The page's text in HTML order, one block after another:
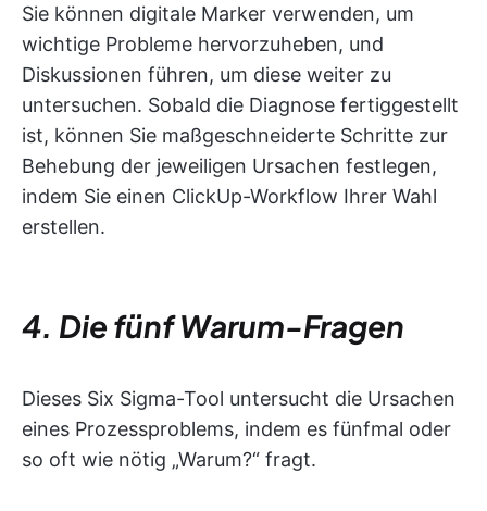
Sie können digitale Marker verwenden, um
wichtige Probleme hervorzuheben, und
Diskussionen führen, um diese weiter zu
untersuchen. Sobald die Diagnose fertiggestellt
ist, können Sie maßgeschneiderte Schritte zur
Behebung der jeweiligen Ursachen festlegen,
indem Sie einen ClickUp-Workflow Ihrer Wahl
erstellen.
4. Die fünf Warum-Fragen
Dieses Six Sigma-Tool untersucht die Ursachen
eines Prozessproblems, indem es fünfmal oder
so oft wie nötig „Warum?“ fragt.